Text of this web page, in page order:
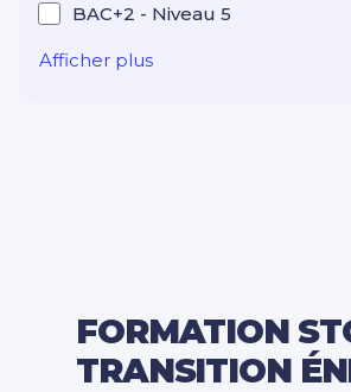
Santé Médico-social
BAC+2 - Niveau 5
Afficher plus
FORMATION
TRANSITION